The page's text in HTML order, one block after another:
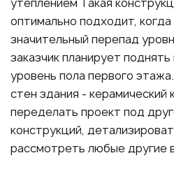
оптимально подходит, когда
значительный перепад
заказчик планирует
уровень пола первого
стен здания -
переделать проект под
конструкций,
рассмотреть любые другие